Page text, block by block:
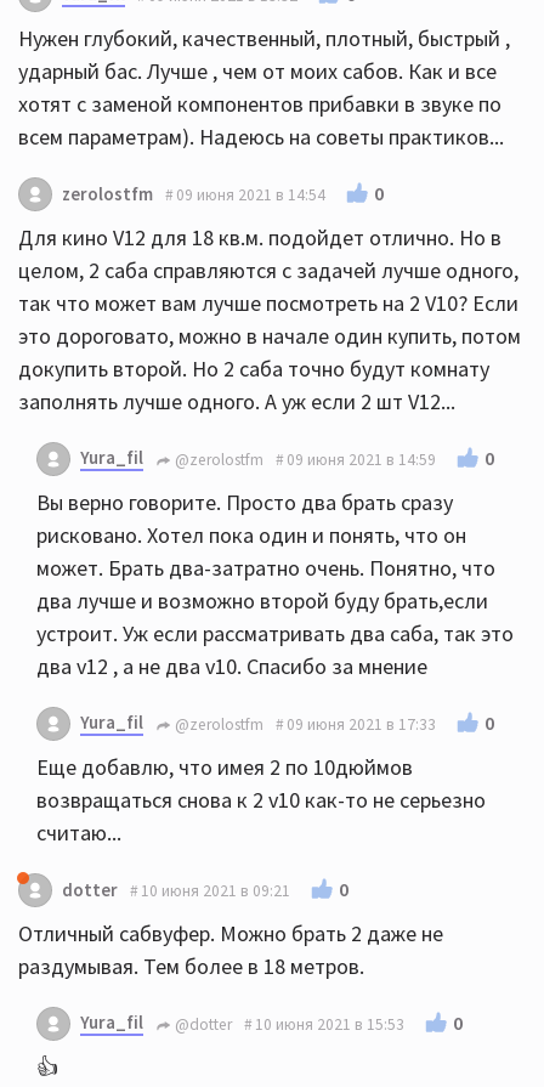
Нужен глубокий, качественный, плотный, быстрый ,
ударный бас. Лучше , чем от моих сабов. Как и все
хотят с заменой компонентов прибавки в звуке по
всем параметрам). Надеюсь на советы практиков...
zerolostfm 09 июня 2021 в 14:54 0
Для кино V12 для 18 кв.м. подойдет отлично. Но в
целом, 2 саба справляются с задачей лучше одного,
так что может вам лучше посмотреть на 2 V10? Если
это дороговато, можно в начале один купить, потом
докупить второй. Но 2 саба точно будут комнату
заполнять лучше одного. А уж если 2 шт V12...
Yura_fil @zerolostfm 09 июня 2021 в 14:59 0
Вы верно говорите. Просто два брать сразу
рисковано. Хотел пока один и понять, что он
может. Брать два-затратно очень. Понятно, что
два лучше и возможно второй буду брать,если
устроит. Уж если рассматривать два саба, так это
два v12 , а не два v10. Спасибо за мнение
Yura_fil @zerolostfm 09 июня 2021 в 17:33 0
Еще добавлю, что имея 2 по 10дюймов
возвращаться снова к 2 v10 как-то не серьезно
считаю...
dotter 10 июня 2021 в 09:21 0
Отличный сабвуфер. Можно брать 2 даже не
раздумывая. Тем более в 18 метров.
Yura_fil @dotter 10 июня 2021 в 15:53 0
👍